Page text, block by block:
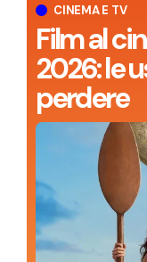
CINEMA E TV
Film al
2026: le
perdere